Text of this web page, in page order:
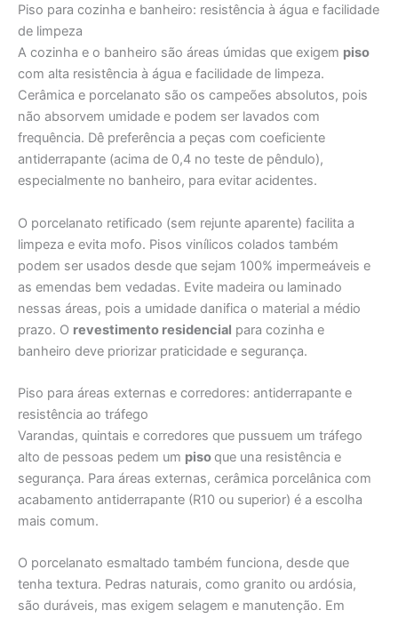
Piso para cozinha e banheiro: resistência à água e facilidade
de limpeza
A cozinha e o banheiro são áreas úmidas que exigem piso
com alta resistência à água e facilidade de limpeza.
Cerâmica e porcelanato são os campeões absolutos, pois
não absorvem umidade e podem ser lavados com
frequência. Dê preferência a peças com coeficiente
antiderrapante (acima de 0,4 no teste de pêndulo),
especialmente no banheiro, para evitar acidentes.
O porcelanato retificado (sem rejunte aparente) facilita a
limpeza e evita mofo. Pisos vinílicos colados também
podem ser usados desde que sejam 100% impermeáveis e
as emendas bem vedadas. Evite madeira ou laminado
nessas áreas, pois a umidade danifica o material a médio
prazo. O revestimento residencial para cozinha e
banheiro deve priorizar praticidade e segurança.
Piso para áreas externas e corredores: antiderrapante e
resistência ao tráfego
Varandas, quintais e corredores que pussuem um tráfego
alto de pessoas pedem um pisoque una resistência e
segurança. Para áreas externas, cerâmica porcelânica com
acabamento antiderrapante (R10 ou superior) é a escolha
mais comum.
O porcelanato esmaltado também funciona, desde que
tenha textura. Pedras naturais, como granito ou ardósia,
são duráveis, mas exigem selagem e manutenção. Em